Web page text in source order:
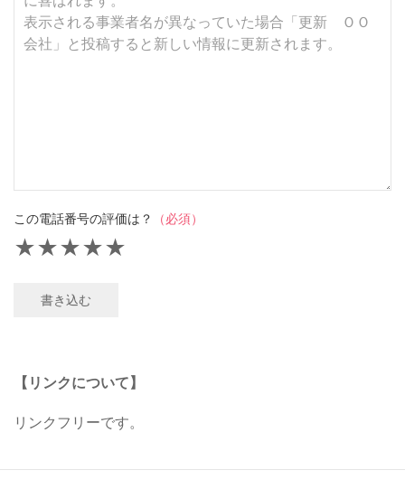
この電話番号の評価は？ （必須）
★
★
★
★
★
書き込む
【リンクについて】
リンクフリーです。